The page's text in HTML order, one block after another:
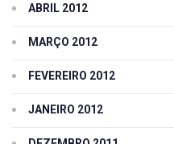
ABRIL 2012
MARÇO 2012
FEVEREIRO 2012
JANEIRO 2012